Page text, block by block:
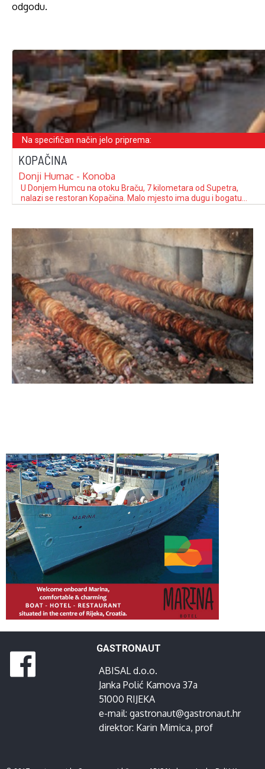
odgodu.
Na specifičan način jelo priprema:
KOPAČINA
Donji Humac - Konoba
U Donjem Humcu na otoku Braču, 7 kilometara od Supetra,
nalazi se restoran Kopačina. Malo mjesto ima dugu i bogatu
ugostiteljstvu, vođena ljubavi prema otoku, obitelj Jugović tamo
2000. godine otvara …
GASTRONAUT
ABISAL d.o.o.
Janka Polić Kamova 37a
51000 RIJEKA
e-mail: gastronaut@gastronaut.hr
direktor: Karin Mimica, prof